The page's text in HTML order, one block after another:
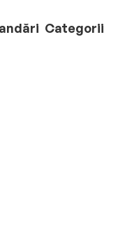
Categorii